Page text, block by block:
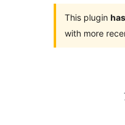
འཚོལ།
This plugin
with more